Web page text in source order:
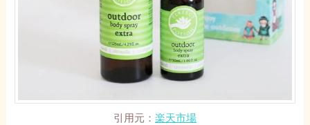
引用元： 楽天市場